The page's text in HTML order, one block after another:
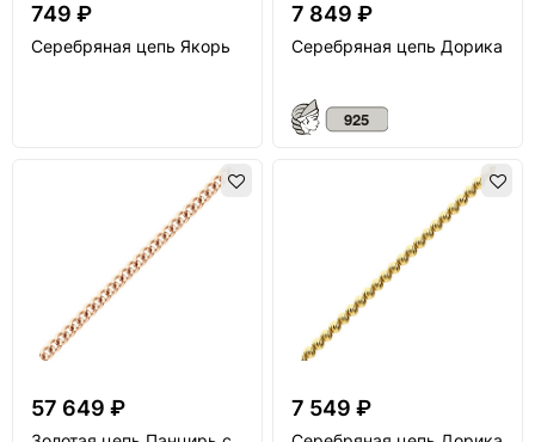
749 ₽
Серебряная цепь Якорь
7 849 ₽
Серебряная цепь Дорика
57 649 ₽ 7 549 ₽